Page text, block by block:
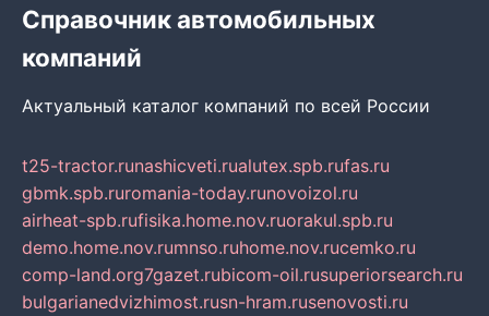
Справочник автомобильных
компаний
Актуальный каталог компаний по всей России
t25-tractor.runashicveti.rualutex.spb.rufas.ru
gbmk.spb.ruromania-today.runovoizol.ru
airheat-spb.rufisika.home.nov.ruorakul.spb.ru
demo.home.nov.rumnso.ruhome.nov.rucemko.ru
comp-land.org7gazet.rubicom-oil.rusuperiorsearch.ru
bulgarianedvizhimost.rusn-hram.rusenovosti.ru